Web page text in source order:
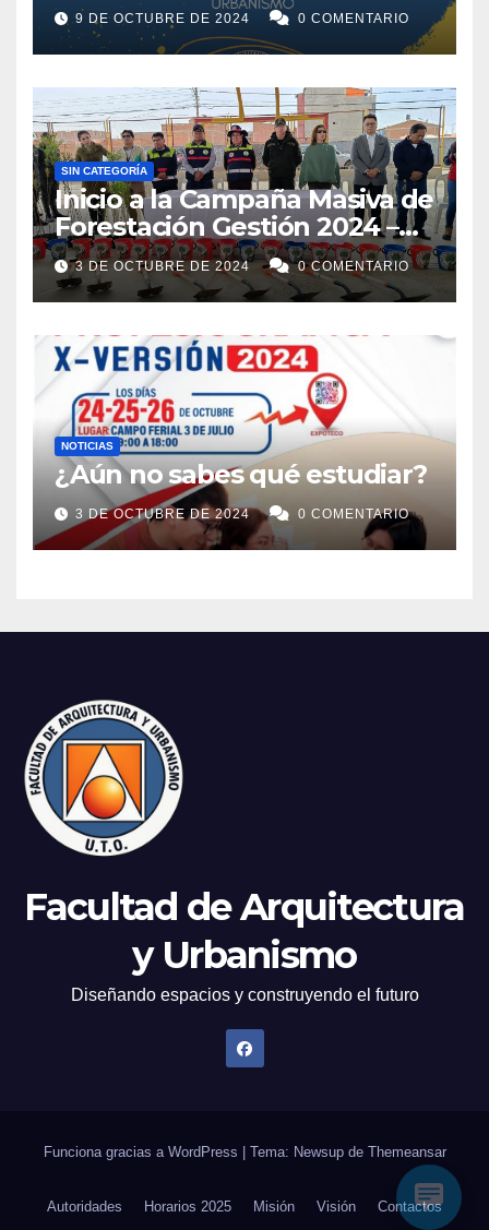
9 DE OCTUBRE DE 2024 0 COMENTARIO
SIN CATEGORÍA
Inicio a la Campaña Masiva de
Forestación Gestión 2024 –
2025
3 DE OCTUBRE DE 2024 0 COMENTARIO
NOTICIAS
¿Aún no sabes qué estudiar?
3 DE OCTUBRE DE 2024 0 COMENTARIO
Facultad de Arquitectura
y Urbanismo
Diseñando espacios y construyendo el futuro
Funciona gracias a WordPress Tema: Newsup de Themeansar
Autoridades Horarios 2025 Misión Visión Contactos